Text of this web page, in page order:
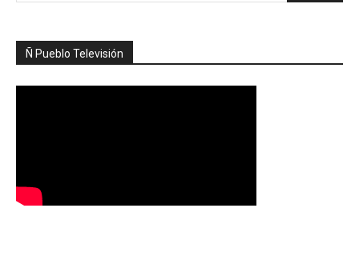
Ñ Pueblo Televisión